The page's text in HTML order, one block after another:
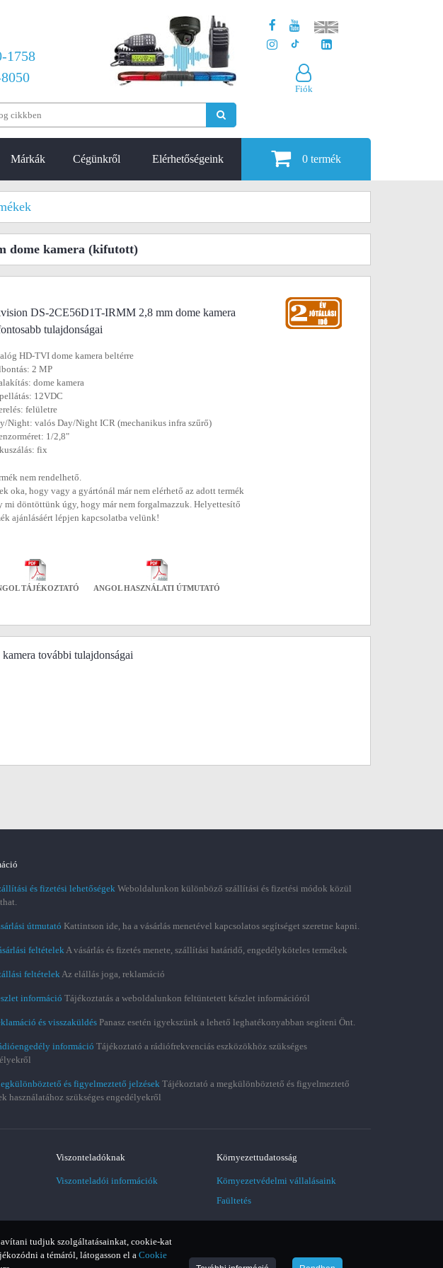
1758
Fiók
Márkák Cégünkről Elérhetőségeink 0 termék
dome kamera (kifutott)
DS-2CE56D1T-IRMM 2,8 mm dome kamera
tulajdonságai
HD-TVI dome kamera beltérre
2 MP
dome kamera
12VDC
felületre
Night: valós Day/Night ICR (mechanikus infra szűrő)
1/2,8"
fix
nem rendelhető.
oka, hogy vagy a gyártónál már nem elérhető az adott termék
mi döntöttünk úgy, hogy már nem forgalmazzuk. Helyettesítő
ajánlásáért lépjen kapcsolatba velünk!
TÁJÉKOZTATÓ ANGOL HASZNÁLATI ÚTMUTATÓ
további tulajdonságai
tudjuk szolgáltatásainkat, cookie-kat
a témáról, látogasson el a Cookie
és fizetési lehetőségekWeboldalunkon különböző szállítási és fizetési módok közül
útmutató Kattintson ide, ha a vásárlás menetével kapcsolatos segítséget szeretne kapni.
feltételekA vásárlás és fizetés menete, szállítási határidő, engedélyköteles termékek
feltételekAz elállás joga, reklamáció
információ Tájékoztatás a weboldalunkon feltüntetett készlet információról
és visszaküldés Panasz esetén igyekszünk a lehető leghatékonyabban segíteni Önt.
információ Tájékoztató a rádiófrekvenciás eszközökhöz szükséges
és figyelmeztető jelzések Tájékoztató a megkülönböztető és figyelmeztető
használatához szükséges engedélyekről
Viszonteladóknak
Viszonteladói információk
Környezettudatosság
Környezetvédelmi vállalásaink
Faültetés